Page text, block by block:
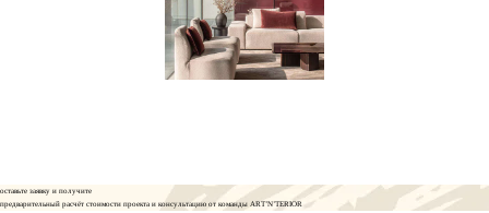
оставьте заявку и получите
предварительный расчёт стоимости проекта и консультацию от команды ART’N’TERIOR